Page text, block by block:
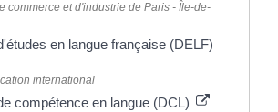
commerce et d'industrie de Paris - Île-de-
en langue française (DELF)
international
compétence en langue (DCL)